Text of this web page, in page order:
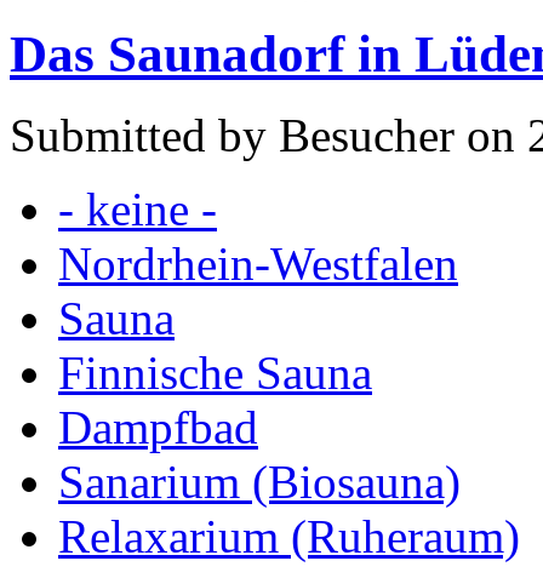
Das Saunadorf in
Submitted by Besucher on
- keine -
Nordrhein-Westfalen
Sauna
Finnische Sauna
Dampfbad
Sanarium (Biosauna)
Relaxarium (Ruheraum)